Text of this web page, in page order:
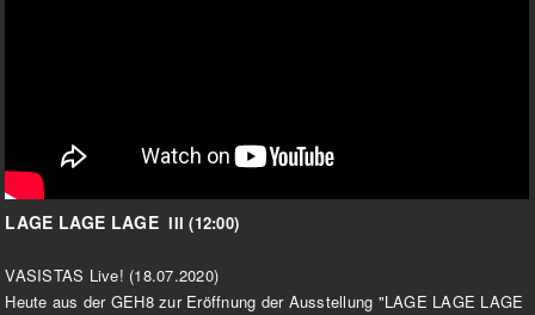
LAGE LAGE LAGE III (12:00)
VASISTAS Live! (18.07.2020)
Heute aus der GEH8 zur Eröffnung der Ausstellung "LAGE LAGE LAGE